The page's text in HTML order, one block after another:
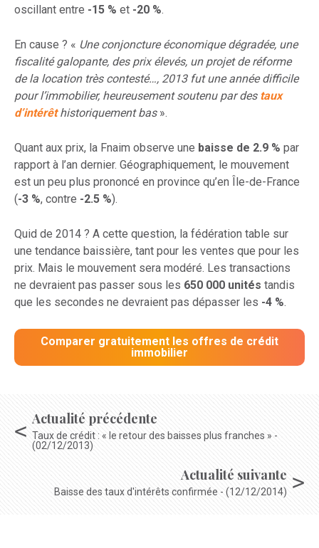
oscillant entre -15 % et -20 %.
En cause ? « Une conjoncture économique dégradée, une
fiscalité galopante, des prix élevés, un projet de réforme
de la location très contesté…, 2013 fut une année difficile
pour l’immobilier, heureusement soutenu par des taux
d’intérêthistoriquement bas».
Quant aux prix, la Fnaim observe une baisse de 2.9 % par
rapport à l’an dernier. Géographiquement, le mouvement
est un peu plus prononcé en province qu’en Île-de-France
(-3 %, contre -2.5 %).
Quid de 2014 ? A cette question, la fédération table sur
une tendance baissière, tant pour les ventes que pour les
prix. Mais le mouvement sera modéré. Les transactions
ne devraient pas passer sous les 650 000 unités tandis
que les secondes ne devraient pas dépasser les -4 %.
Comparer gratuitement les offres de crédit
immobilier
Actualité précédente
Taux de crédit : « le retour des baisses plus franches » -
(02/12/2013)
Actualité suivante
Baisse des taux d'intérêts confirmée - (12/12/2014)